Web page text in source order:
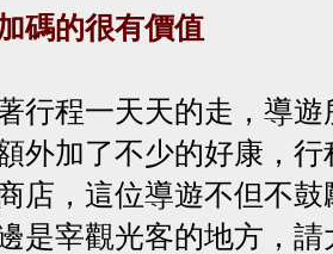
碼的很有價值
行程一天天的走，導
外加了不少的好康，
店，這位導遊不但不
是宰觀光客的地方，